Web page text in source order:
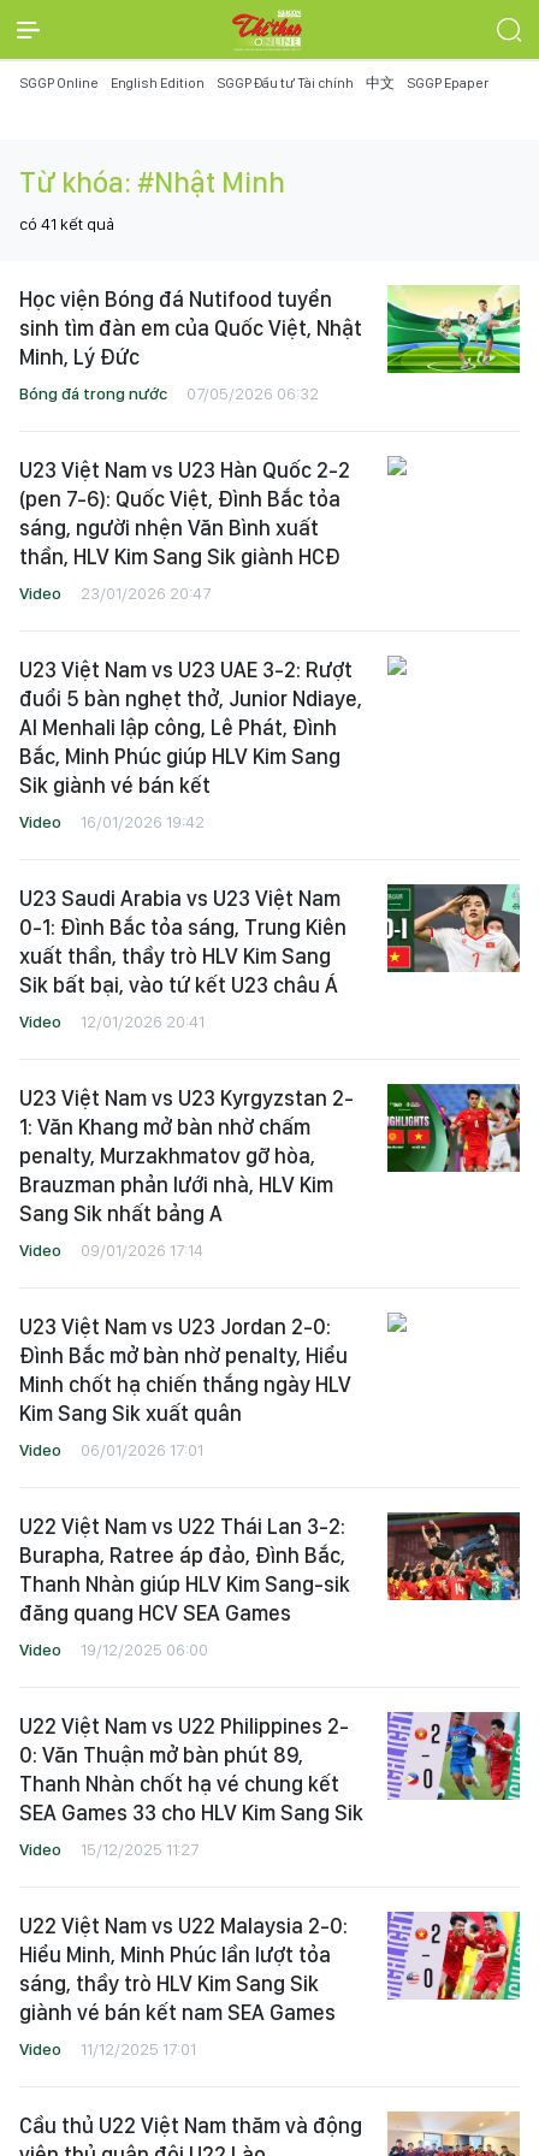
SGGP Online English Edition SGGP Đầu tư Tài chính 中文 SGGP Epaper
Từ khóa: #Nhật Minh
có 41 kết quả
Học viện Bóng đá Nutifood tuyển
sinh tìm đàn em của Quốc Việt, Nhật
Minh, Lý Đức
Bóng đá trong nước 07/05/2026 06:32
U23 Việt Nam vs U23 Hàn Quốc 2-2
(pen 7-6): Quốc Việt, Đình Bắc tỏa
sáng, người nhện Văn Bình xuất
thần, HLV Kim Sang Sik giành HCĐ
Video 23/01/2026 20:47
U23 Việt Nam vs U23 UAE 3-2: Rượt
đuổi 5 bàn nghẹt thở, Junior Ndiaye,
Al Menhali lập công, Lê Phát, Đình
Bắc, Minh Phúc giúp HLV Kim Sang
Sik giành vé bán kết
Video 16/01/2026 19:42
U23 Saudi Arabia vs U23 Việt Nam
0-1: Đình Bắc tỏa sáng, Trung Kiên
xuất thần, thầy trò HLV Kim Sang
Sik bất bại, vào tứ kết U23 châu Á
Video 12/01/2026 20:41
U23 Việt Nam vs U23 Kyrgyzstan 2-
1: Văn Khang mở bàn nhờ chấm
penalty, Murzakhmatov gỡ hòa,
Brauzman phản lưới nhà, HLV Kim
Sang Sik nhất bảng A
Video 09/01/2026 17:14
U23 Việt Nam vs U23 Jordan 2-0:
Đình Bắc mở bàn nhờ penalty, Hiểu
Minh chốt hạ chiến thắng ngày HLV
Kim Sang Sik xuất quân
Video 06/01/2026 17:01
U22 Việt Nam vs U22 Thái Lan 3-2:
Burapha, Ratree áp đảo, Đình Bắc,
Thanh Nhàn giúp HLV Kim Sang-sik
đăng quang HCV SEA Games
Video 19/12/2025 06:00
U22 Việt Nam vs U22 Philippines 2-
0: Văn Thuận mở bàn phút 89,
Thanh Nhàn chốt hạ vé chung kết
SEA Games 33 cho HLV Kim Sang Sik
Video 15/12/2025 11:27
U22 Việt Nam vs U22 Malaysia 2-0:
Hiểu Minh, Minh Phúc lần lượt tỏa
sáng, thầy trò HLV Kim Sang Sik
giành vé bán kết nam SEA Games
Video 11/12/2025 17:01
Cầu thủ U22 Việt Nam thăm và động